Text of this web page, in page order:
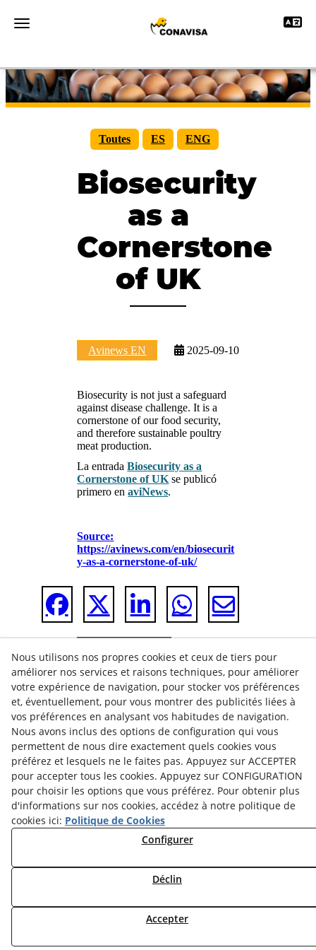
Toggle navigation Toggle
Toutes ES ENG
Biosecurity
as a
Cornerstone
of UK
Avinews EN 2025-09-10
Biosecurity is not just a safeguard
against disease challenge. It is a
cornerstone of our food security,
and therefore sustainable poultry
meat production.
La entradaBiosecurity as a
Cornerstone of UK se publicó
primero enaviNews.
Source:
https://avinews.com/en/biosecurit
y-as-a-cornerstone-of-uk/
POLITIQUE DE COOKIES
CONSEILS JURIDIQUES
© 08/2026 COORDINADORA AVICOLA, S.A. - Tous droits
réservés.
Nous utilisons nos propres cookies et ceux de tiers pour
améliorer nos services et raisons techniques, pour améliorer
votre expérience de navigation, pour stocker vos préférences
et, éventuellement, pour vous montrer des publicités liées à
vos préférences en analysant vos habitudes de navigation.
Nous avons inclus des options de configuration qui vous
permettent de nous dire exactement quels cookies vous
préférez et lesquels ne le faites pas. Appuyez sur ACCEPTER
pour accepter tous les cookies. Appuyez sur CONFIGURATION
pour choisir les options que vous préférez. Pour obtenir plus
d'informations sur nos cookies, accédez à notre politique de
cookies ici: Politique de Cookies
Configurer
Déclin
Accepter